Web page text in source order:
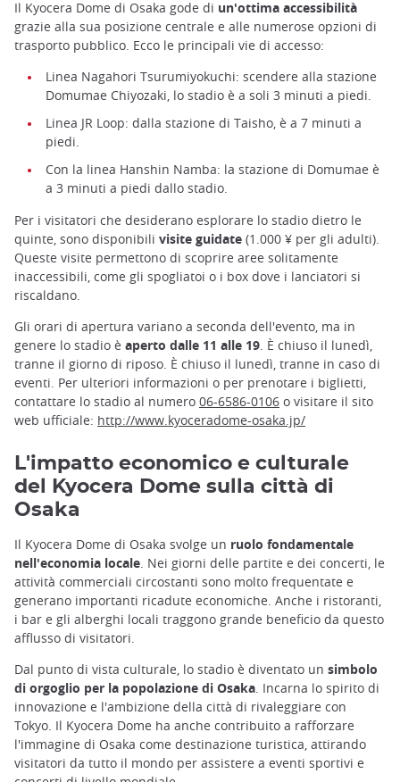
Il Kyocera Dome di Osaka gode di un'ottima accessibilità
grazie alla sua posizione centrale e alle numerose opzioni di
trasporto pubblico. Ecco le principali vie di accesso:
Linea Nagahori Tsurumiyokuchi: scendere alla stazione
Domumae Chiyozaki, lo stadio è a soli 3 minuti a piedi.
Linea JR Loop: dalla stazione di Taisho, è a 7 minuti a
piedi.
Con la linea Hanshin Namba: la stazione di Domumae è
a 3 minuti a piedi dallo stadio.
Per i visitatori che desiderano esplorare lo stadio dietro le
quinte, sono disponibili visite guidate (1.000 ¥ per gli adulti).
Queste visite permettono di scoprire aree solitamente
inaccessibili, come gli spogliatoi o i box dove i lanciatori si
riscaldano.
Gli orari di apertura variano a seconda dell'evento, ma in
genere lo stadio è aperto dalle 11 alle 19 . È chiuso il lunedì,
tranne il giorno di riposo. È chiuso il lunedì, tranne in caso di
eventi. Per ulteriori informazioni o per prenotare i biglietti,
contattare lo stadio al numero 06-6586-0106 o visitare il sito
web ufficiale: http://www.kyoceradome-osaka.jp/
L'impatto economico e culturale
del Kyocera Dome sulla città di
Osaka
Il Kyocera Dome di Osaka svolge un ruolo fondamentale
nell'economia locale . Nei giorni delle partite e dei concerti, le
attività commerciali circostanti sono molto frequentate e
generano importanti ricadute economiche. Anche i ristoranti,
i bar e gli alberghi locali traggono grande beneficio da questo
afflusso di visitatori.
Dal punto di vista culturale, lo stadio è diventato un simbolo
di orgoglio per la popolazione di Osaka. Incarna lo spirito di
innovazione e l'ambizione della città di rivaleggiare con
Tokyo. Il Kyocera Dome ha anche contribuito a rafforzare
l'immagine di Osaka come destinazione turistica, attirando
visitatori da tutto il mondo per assistere a eventi sportivi e